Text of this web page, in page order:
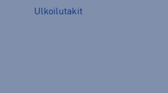
Ulkoilutakit